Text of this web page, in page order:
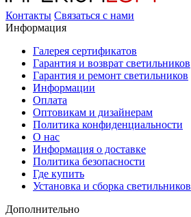
Контакты Связаться с нами
Информация
Галерея сертификатов
Гарантия и возврат светильников
Гарантия и ремонт светильников
Информации
Оплата
Оптовикам и дизайнерам
Политика конфиденциальности
О нас
Информация о доставке
Политика безопасности
Где купить
Установка и сборка светильников
Дополнительно